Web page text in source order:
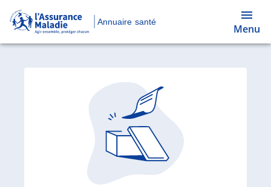
Annuaire santé
Menu